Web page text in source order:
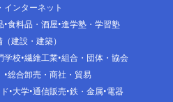
インターネット
食料品・酒屋 進学塾・学習塾
建設・建築）
学校 繊維工業 組合・団体・協会
総合卸売・商社・貿易
大学 通信販売 鉄・金属 電器